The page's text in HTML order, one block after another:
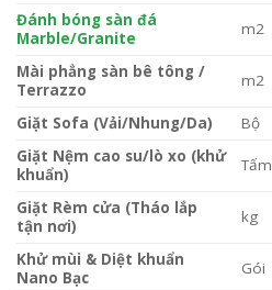
Đánh bóng sàn đá
Marble/Granite
m2
Mài phẳng sàn bê tông /
Terrazzo
m2
Giặt Sofa (Vải/Nhung/Da) Bộ
Giặt Nệm cao su/lò xo (khử
khuẩn)
Tấm
Giặt Rèm cửa (Tháo lắp
tận nơi)
kg
Khử mùi & Diệt khuẩn
Nano Bạc
Gói